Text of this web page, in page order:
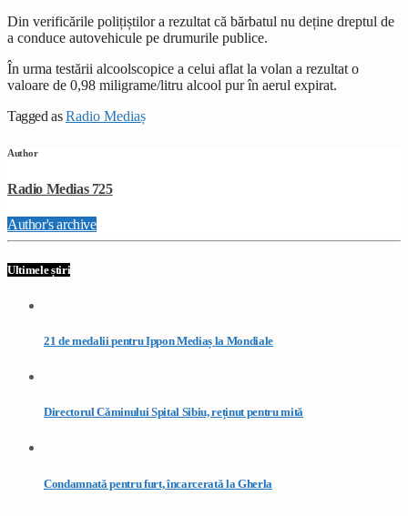
Din verificările polițiștilor a rezultat că bărbatul nu deține dreptul de
a conduce autovehicule pe drumurile publice.
În urma testării alcoolscopice a celui aflat la volan a rezultat o
valoare de 0,98 miligrame/litru alcool pur în aerul expirat.
Tagged asRadio Mediaș
Author
Radio Medias 725
Author's archive
Ultimele știri
21 de medalii pentru Ippon Mediaș la Mondiale
Directorul Căminului Spital Sibiu, reținut pentru mită
Condamnată pentru furt, încarcerată la Gherla